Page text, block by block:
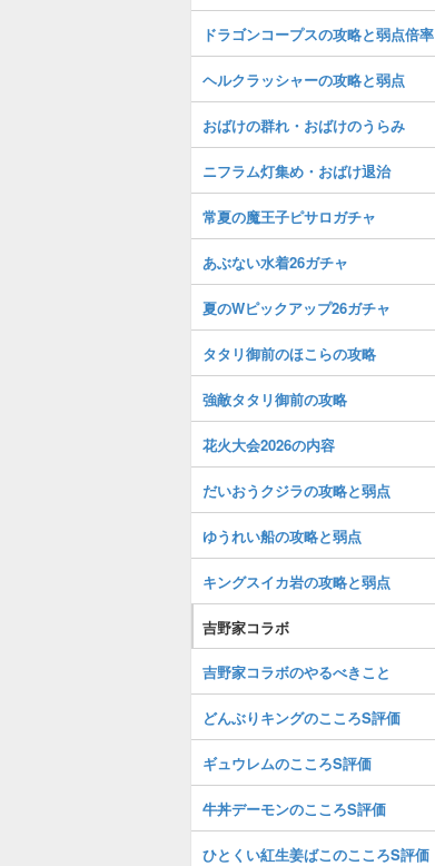
ドラゴンコープスの攻略と弱点倍率
ヘルクラッシャーの攻略と弱点
おばけの群れ・おばけのうらみ
ニフラム灯集め・おばけ退治
常夏の魔王子ピサロガチャ
あぶない水着26ガチャ
夏のWピックアップ26ガチャ
タタリ御前のほこらの攻略
強敵タタリ御前の攻略
花火大会2026の内容
だいおうクジラの攻略と弱点
ゆうれい船の攻略と弱点
キングスイカ岩の攻略と弱点
吉野家コラボ
吉野家コラボのやるべきこと
どんぶりキングのこころS評価
ギュウレムのこころS評価
牛丼デーモンのこころS評価
ひとくい紅生姜ばこのこころS評価